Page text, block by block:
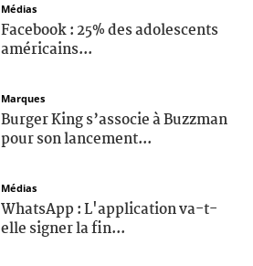
Médias
Facebook : 25% des adolescents
américains...
Marques
Burger King s’associe à Buzzman
pour son lancement...
Médias
WhatsApp : L'application va-t-
elle signer la fin...